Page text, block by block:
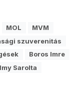
MOL
MVM
szuverenitás
Boros Imre
Sarolta